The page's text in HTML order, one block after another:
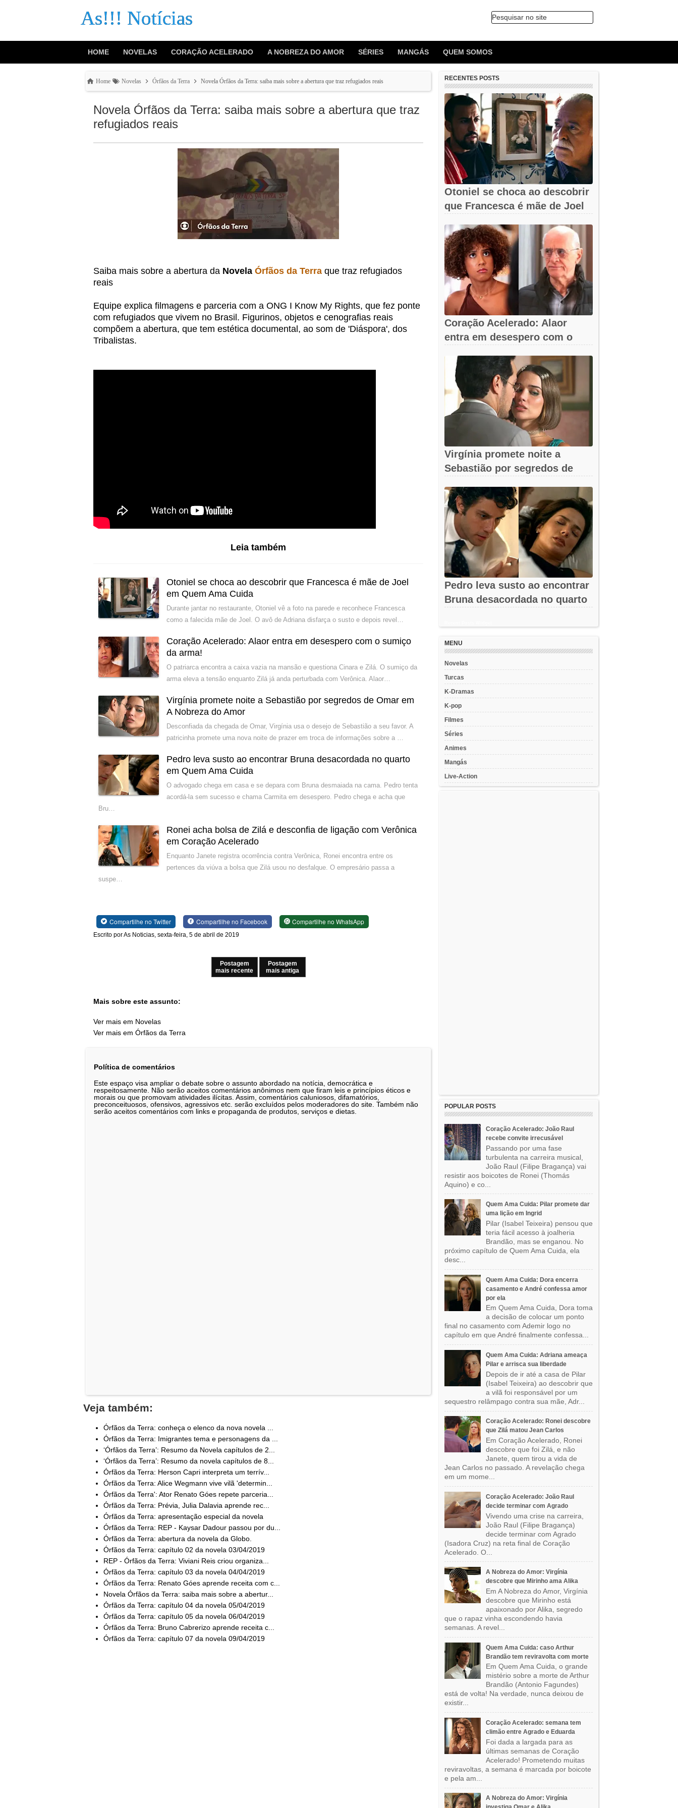
As!!! Notícias Pesquisar no site
HOME NOVELAS CORAÇÃO ACELERADO A NOBREZA DO AMOR SÉRIES MANGÁS QUEM SOMOS
Home Novelas Órfãos da Terra Novela Órfãos da Terra: saiba mais sobre a abertura que traz refugiados reais
Novela Órfãos da Terra: saiba mais sobre a abertura que traz
refugiados reais
Saiba mais sobre a abertura da Novela Órfãos da Terra que traz refugiados
reais
Equipe explica filmagens e parceria com a ONG I Know My Rights, que fez ponte
com refugiados que vivem no Brasil. Figurinos, objetos e cenografias reais
compõem a abertura, que tem estética documental, ao som de 'Diáspora', dos
Tribalistas.
Leia também
Otoniel se choca ao descobrir que Francesca é mãe de Joel
em Quem Ama Cuida
Durante jantar no restaurante, Otoniel vê a foto na parede e reconhece Francesca
como a falecida mãe de Joel. O avô de Adriana disfarça o susto e depois revel…
Coração Acelerado: Alaor entra em desespero com o sumiço
da arma!
O patriarca encontra a caixa vazia na mansão e questiona Cinara e Zilá. O sumiço da
arma eleva a tensão enquanto Zilá já anda perturbada com Verônica. Alaor…
Virgínia promete noite a Sebastião por segredos de Omar em
A Nobreza do Amor
Desconfiada da chegada de Omar, Virgínia usa o desejo de Sebastião a seu favor. A
patricinha promete uma nova noite de prazer em troca de informações sobre a …
Pedro leva susto ao encontrar Bruna desacordada no quarto
em Quem Ama Cuida
O advogado chega em casa e se depara com Bruna desmaiada na cama. Pedro tenta
acordá-la sem sucesso e chama Carmita em desespero. Pedro chega e acha que
Bru…
Ronei acha bolsa de Zilá e desconfia de ligação com Verônica
em Coração Acelerado
Enquanto Janete registra ocorrência contra Verônica, Ronei encontra entre os
pertences da viúva a bolsa que Zilá usou no desfalque. O empresário passa a
suspe…
Compartilhe no Twitter Compartilhe no Facebook Compartilhe no WhatsApp
Escrito por As Noticias, sexta-feira, 5 de abril de 2019
Postagem
mais recente
Postagem
mais antiga
Mais sobre este assunto:
Ver mais em Novelas
Ver mais em Órfãos da Terra
Política de comentários
Este espaço visa ampliar o debate sobre o assunto abordado na notícia, democrática e
respeitosamente. Não serão aceitos comentários anônimos nem que firam leis e princípios éticos e
morais ou que promovam atividades ilícitas. Assim, comentários caluniosos, difamatórios,
preconceituosos, ofensivos, agressivos etc. serão excluídos pelos moderadores do site. Também não
serão aceitos comentários com links e propaganda de produtos, serviços e dietas.
Veja também:
Órfãos da Terra: conheça o elenco da nova novela ...
Órfãos da Terra: Imigrantes tema e personagens da ...
‘Órfãos da Terra’: Resumo da Novela capítulos de 2...
‘Órfãos da Terra’: Resumo da novela capítulos de 8...
Órfãos da Terra: Herson Capri interpreta um terrív...
Órfãos da Terra: Alice Wegmann vive vilã 'determin...
Órfãos da Terra': Ator Renato Góes repete parceria...
Órfãos da Terra: Prévia, Julia Dalavia aprende rec...
Órfãos da Terra: apresentação especial da novela
Órfãos da Terra: REP - Kaysar Dadour passou por du...
Órfãos da Terra: abertura da novela da Globo.
Órfãos da Terra: capítulo 02 da novela 03/04/2019
REP - Órfãos da Terra: Viviani Reis criou organiza...
Órfãos da Terra: capítulo 03 da novela 04/04/2019
Órfãos da Terra: Renato Góes aprende receita com c...
Novela Órfãos da Terra: saiba mais sobre a abertur...
Órfãos da Terra: capítulo 04 da novela 05/04/2019
Órfãos da Terra: capítulo 05 da novela 06/04/2019
Órfãos da Terra: Bruno Cabrerizo aprende receita c...
Órfãos da Terra: capítulo 07 da novela 09/04/2019
RECENTES POSTS
Otoniel se choca ao descobrir
que Francesca é mãe de Joel
Coração Acelerado: Alaor
entra em desespero com o
Virgínia promete noite a
Sebastião por segredos de
Pedro leva susto ao encontrar
Bruna desacordada no quarto
MENU
Novelas
Turcas
K-Dramas
K-pop
Filmes
Séries
Animes
Mangás
Live-Action
POPULAR POSTS
Coração Acelerado: João Raul
recebe convite irrecusável
Passando por uma fase
turbulenta na carreira musical,
João Raul (Filipe Bragança) vai
resistir aos boicotes de Ronei (Thomás
Aquino) e co...
Quem Ama Cuida: Pilar promete dar
uma lição em Ingrid
Pilar (Isabel Teixeira) pensou que
teria fácil acesso à joalheria
Brandão, mas se enganou. No
próximo capítulo de Quem Ama Cuida, ela
desc...
Quem Ama Cuida: Dora encerra
casamento e André confessa amor
por ela
Em Quem Ama Cuida, Dora toma
a decisão de colocar um ponto
final no casamento com Ademir logo no
capítulo em que André finalmente confessa...
Quem Ama Cuida: Adriana ameaça
Pilar e arrisca sua liberdade
Depois de ir até a casa de Pilar
(Isabel Teixeira) ao descobrir que
a vilã foi responsável por um
sequestro relâmpago contra sua mãe, Adr...
Coração Acelerado: Ronei descobre
que Zilá matou Jean Carlos
Em Coração Acelerado, Ronei
descobre que foi Zilá, e não
Janete, quem tirou a vida de
Jean Carlos no passado. A revelação chega
em um mome...
Coração Acelerado: João Raul
decide terminar com Agrado
Vivendo uma crise na carreira,
João Raul (Filipe Bragança)
decide terminar com Agrado
(Isadora Cruz) na reta final de Coração
Acelerado. O...
A Nobreza do Amor: Virgínia
descobre que Mirinho ama Alika
Em A Nobreza do Amor, Virgínia
descobre que Mirinho está
apaixonado por Alika, segredo
que o rapaz vinha escondendo havia
semanas. A revel...
Quem Ama Cuida: caso Arthur
Brandão tem reviravolta com morte
Em Quem Ama Cuida, o grande
mistério sobre a morte de Arthur
Brandão (Antonio Fagundes)
está de volta! Na verdade, nunca deixou de
existir...
Coração Acelerado: semana tem
climão entre Agrado e Eduarda
Foi dada a largada para as
últimas semanas de Coração
Acelerado! Prometendo muitas
reviravoltas, a semana é marcada por boicote
e pela am...
A Nobreza do Amor: Virgínia